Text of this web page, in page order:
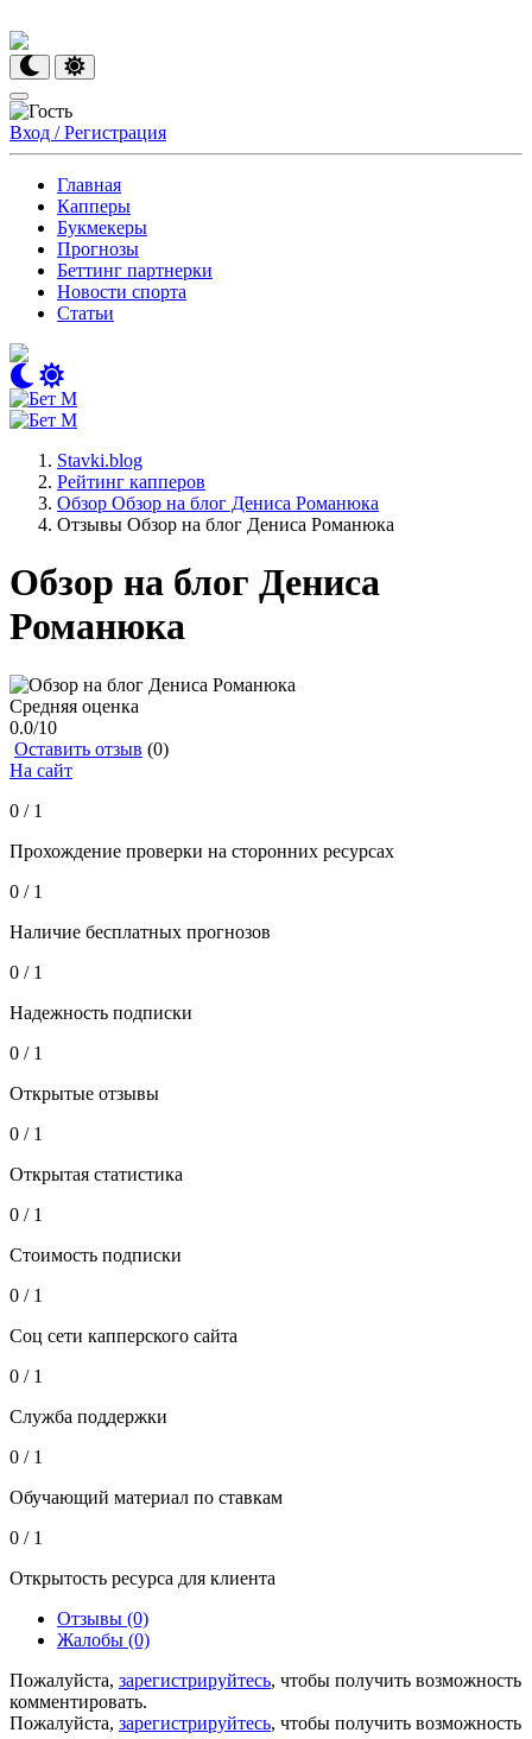
Вход / Регистрация
Главная
Капперы
Букмекеры
Прогнозы
Беттинг партнерки
Новости спорта
Статьи
Stavki.blog
Рейтинг капперов
Обзор Обзор на блог Дениса Романюка
Отзывы Обзор на блог Дениса Романюка
Обзор на блог Дениса
Романюка
Средняя оценка
0.0/10
Оставить отзыв (0)
На сайт
0 / 1
Прохождение проверки на сторонних ресурсах
0 / 1
Наличие бесплатных прогнозов
0 / 1
Надежность подписки
0 / 1
Открытые отзывы
0 / 1
Открытая статистика
0 / 1
Стоимость подписки
0 / 1
Соц сети капперского сайта
0 / 1
Служба поддержки
0 / 1
Обучающий материал по ставкам
0 / 1
Открытость ресурса для клиента
Отзывы (0)
Жалобы (0)
Пожалуйста, зарегистрируйтесь, чтобы получить возможность
комментировать.
Пожалуйста, зарегистрируйтесь, чтобы получить возможность